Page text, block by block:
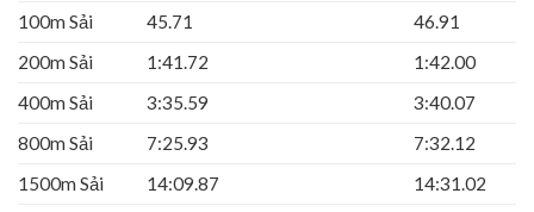
100m Sải
45.71
46.91
200m Sải
1:41.72
1:42.00
400m Sải
3:35.59
3:40.07
800m Sải
7:25.93
7:32.12
1500m Sải
14:09.87
14:31.02